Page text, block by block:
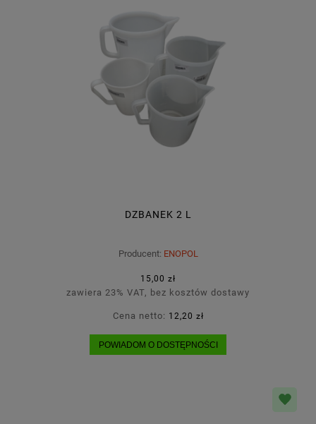
DZBANEK 2 L
Producent: ENOPOL
15,00 zł
zawiera 23% VAT, bez kosztów dostawy
Cena netto: 12,20 zł
POWIADOM O DOSTĘPNOŚCI